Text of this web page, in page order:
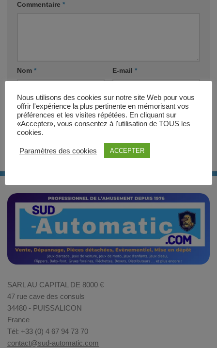
Commentaire *
Nom * E-mail *
Site web
SARL AU CAPITAL DE 8000 €
47 rue cave des consuls
34480 - PUISSALICON
France
Tél: +33 (0) 4 67 94 73 70
contact@sud-automatic.com
Nous utilisons des cookies sur notre site Web pour vous
offrir l'expérience la plus pertinente en mémorisant vos
préférences et les visites répétées. En cliquant sur
«Accepter», vous consentez à l'utilisation de TOUS les
cookies.
Paramètres des cookies ACCEPTER